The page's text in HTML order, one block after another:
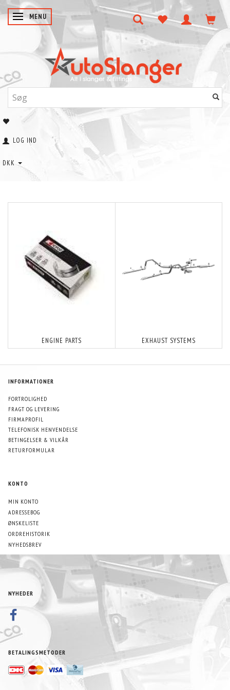
SKIFTE NAVIGATION
MENU
LOG IND
DKK
ENGINE PARTS EXHAUST SYSTEMS
INFORMATIONER
FORTROLIGHED
FRAGT OG LEVERING
FIRMAPROFIL
TELEFONISK HENVENDELSE
BETINGELSER & VILKÅR
RETURFORMULAR
KONTO
MIN KONTO
ADRESSEBOG
ØNSKELISTE
ORDREHISTORIK
NYHEDSBREV
NYHEDER
BETALINGSMETODER